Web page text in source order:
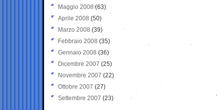
Maggio 2008(63)
Aprile 2008 (50)
Marzo 2008 (39)
Febbraio 2008 (35)
Gennaio 2008 (36)
Dicembre 2007 (25)
Novembre 2007 (22)
Ottobre 2007 (27)
Settembre 2007 (23)